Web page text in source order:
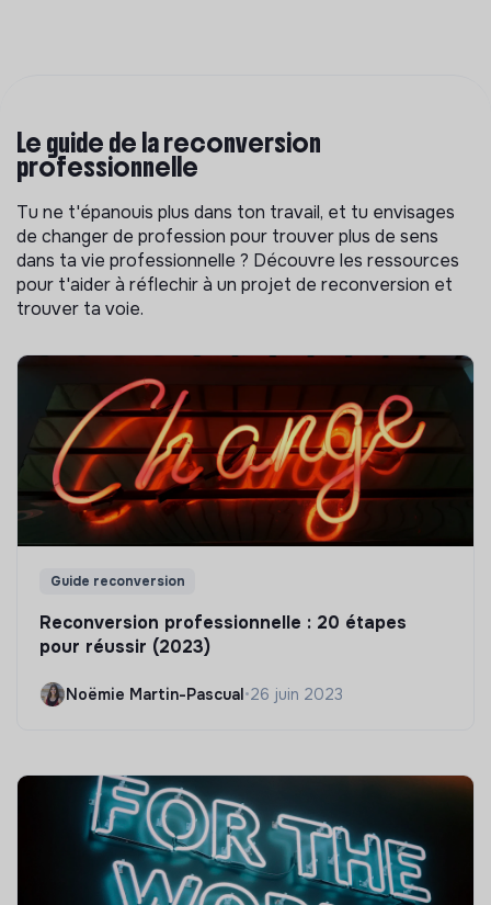
Le guide de la reconversion
professionnelle
Tu ne t'épanouis plus dans ton travail, et tu envisages
de changer de profession pour trouver plus de sens
dans ta vie professionnelle ? Découvre les ressources
pour t'aider à réflechir à un projet de reconversion et
trouver ta voie.
Guide reconversion
Reconversion professionnelle : 20 étapes
pour réussir (2023)
Noëmie Martin-Pascual•26 juin 2023